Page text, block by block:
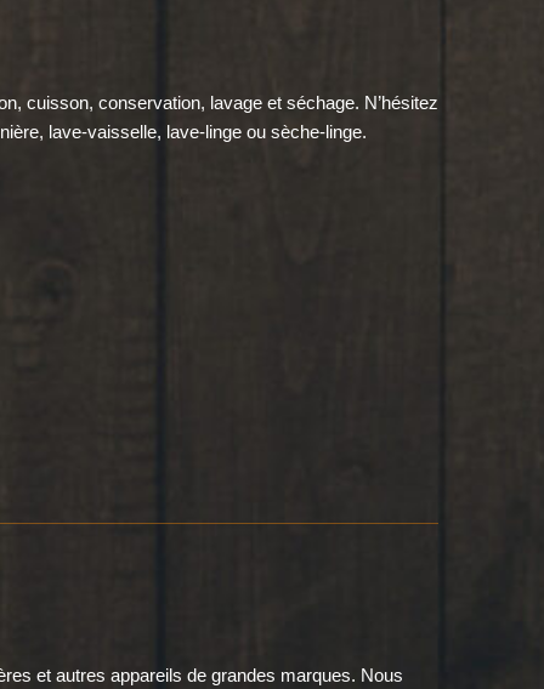
cuisson, conservation, lavage et séchage. N’hésitez
lave-vaisselle, lave-linge ou sèche-linge.
et autres appareils de grandes marques. Nous